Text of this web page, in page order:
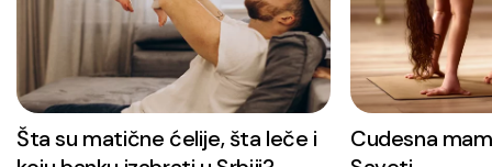
Šta su matične ćelije, šta leče i
Cudesna